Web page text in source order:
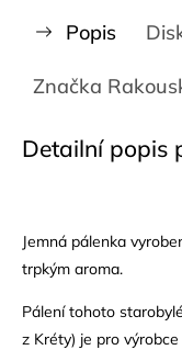
Popis
Značka
Detailní popis
Jemná pálenka
trpkým aroma.
Pálení tohoto
z Kréty) je pro